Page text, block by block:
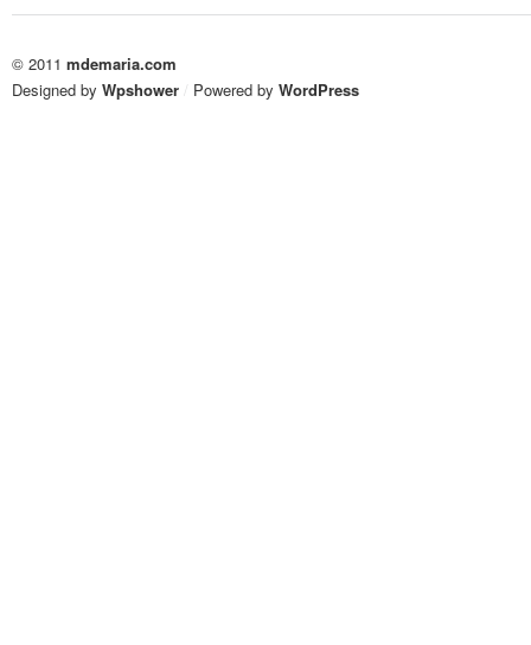
© 2011 mdemaria.com
Designed by Wpshower / Powered by WordPress